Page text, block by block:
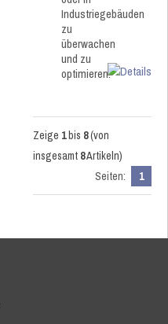
Industriegebäuden
zu
überwachen
und zu
optimieren.
Zeige 1bis 8(von
insgesamt 8Artikeln)
Seiten:
1